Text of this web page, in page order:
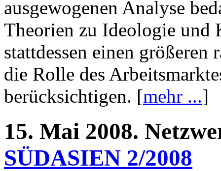
ausgewogenen Analyse
Theorien zu Ideologie und
stattdessen einen
die Rolle des
berücksichtigen. [mehr ...]
15. Mai 2008.
SÜDASIEN 2/2008